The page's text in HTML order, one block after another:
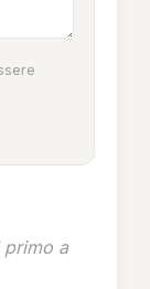
primo a